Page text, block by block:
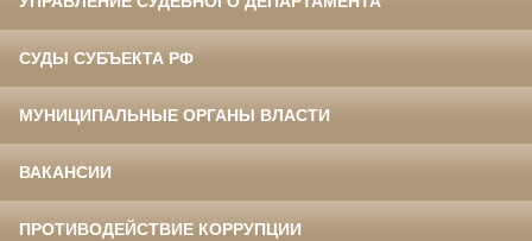
СУДЫ СУБЪЕКТА РФ
МУНИЦИПАЛЬНЫЕ ОРГАНЫ ВЛАСТИ
ВАКАНСИИ
ПРОТИВОДЕЙСТВИЕ КОРРУПЦИИ